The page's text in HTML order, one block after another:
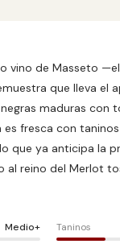
vino de Masseto
que lleva el
maduras con
es fresca con
que ya anticipa la
al reino del Merlot
Medio+ Taninos